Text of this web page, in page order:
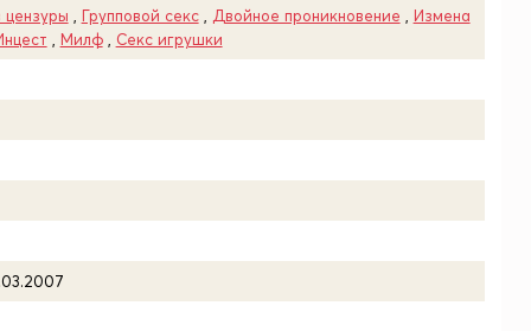
цензуры Групповой секс, Двойное проникновение
Измена
Милф, Секс игрушки